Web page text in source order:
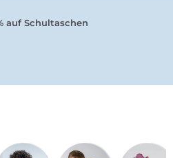
auf Schultaschen